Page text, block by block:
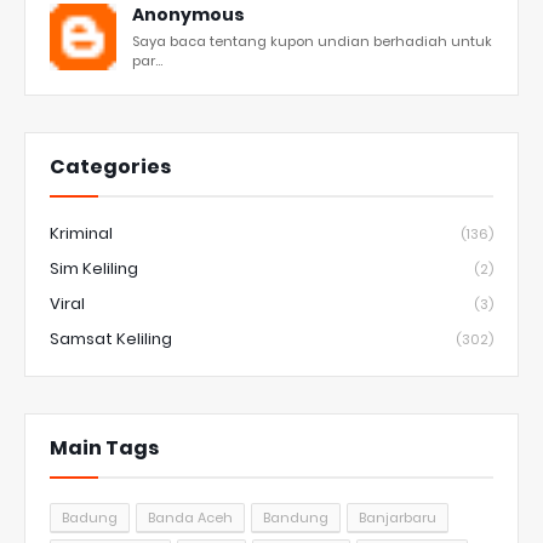
Anonymous
Saya baca tentang kupon undian berhadiah untuk
par...
Categories
Kriminal (136)
Sim Keliling (2)
Viral (3)
Samsat Keliling (302)
Main Tags
Badung Banda Aceh Bandung
Banjarbaru